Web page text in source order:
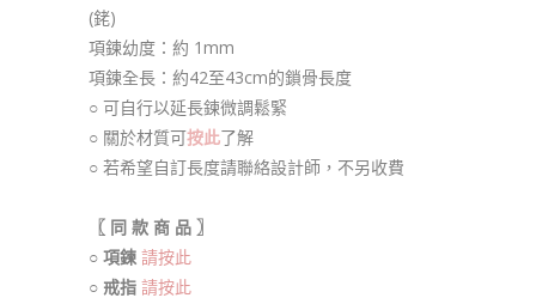
(銠)
項鍊幼度：約 1mm
項鍊全長：約42至43cm的鎖骨長度
○ 可自行以延長鍊微調鬆緊
○ 關於材質可按此了解
○ 若希望自訂長度請聯絡設計師，不另收費
〖 同 款 商 品 〗
○ 項鍊 請按此
○ 戒指 請按此